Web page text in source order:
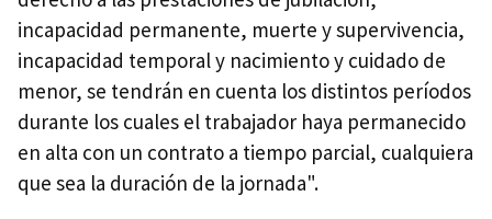
incapacidad permanente, muerte y supervivencia,
incapacidad temporal y nacimiento y cuidado de
menor, se tendrán en cuenta los distintos períodos
durante los cuales el trabajador haya permanecido
en alta con un contrato a tiempo parcial, cualquiera
que sea la duración de la jornada".